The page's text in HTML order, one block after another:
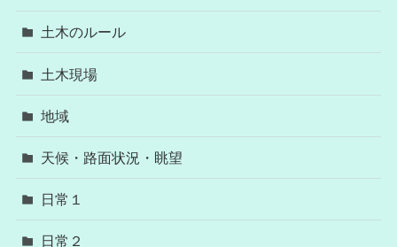
土木のルール
土木現場
地域
天候・路面状況・眺望
日常１
日常２